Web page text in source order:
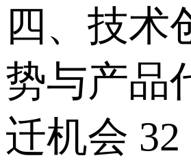
四、技术
势与产品
迁机会 32